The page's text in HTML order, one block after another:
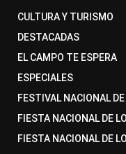
CULTURA Y TURISMO
DESTACADAS
EL CAMPO TE ESPERA
ESPECIALES
FESTIVAL NACIONAL
FIESTA NACIONAL DE
FIESTA NACIONAL DE